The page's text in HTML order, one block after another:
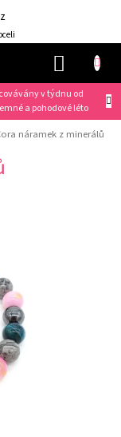
v týdnu od
a pohodové léto
náramek z minerálů